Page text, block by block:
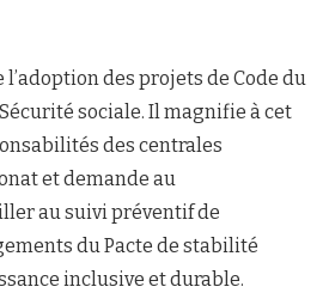
l’adoption des projets de Code du
sociale. Il magnifie à cet
des centrales
et demande au
au suivi préventif de
du Pacte de stabilité
inclusive et durable.